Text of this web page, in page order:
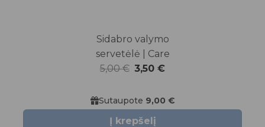
Sidabro valymo
servetėlė | Care
5,00€ Original
was:
5,00 €.
3,50€Current
is:
3,50 €.
Sutaupote 9,00 €
Į krepšelį